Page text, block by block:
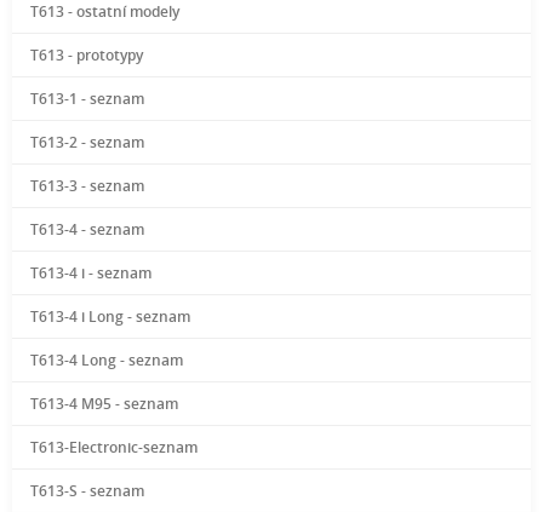
T613 - ostatní modely
T613 - prototypy
T613-1 - seznam
T613-2 - seznam
T613-3 - seznam
T613-4 - seznam
T613-4 i - seznam
T613-4 i Long - seznam
T613-4 Long - seznam
T613-4 M95 - seznam
T613-Electronic-seznam
T613-S - seznam